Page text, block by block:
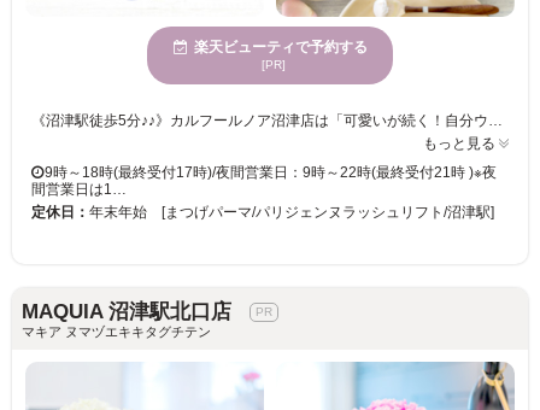
楽天ビューティで予約する
[PR]
《沼津駅徒歩5分♪♪》カルフールノア沼津店は「可愛いが続く！自分ウケ120%」をモットーにしたアイ専門店♪自分ウケやメロい目元になりたい方、忙しい時間の中で時短で可愛い目元になりたい方・コスパもタイパも良く通いたいお客様に◎ carrefour Noa沼津店は、自分ウケ120%・メロい目元になれるアイ専門店♪ タイパもコスパも良く、通いやすいお店づくりを徹底！ . 忙しくても、高いお金を払わなくても、アナタの可愛い目元を全力でサポート☆ . まつげパーマやパリジェンヌが初めての方も、お気軽にご来店ください。 スタッフがなりたいイメージとまつげ・眉毛の状態を見ながら、理想に近づくお手伝いをさせて頂きます♪ . 沼津駅から近くのアイ専門店はcarrefour Noa沼津店♪ . 【電話予約について】サロンからのお願い 当店はご来店中のお客様との時間を大切にするため、お電話でのご予約ですとお待たせしてしまう場合があります。 また、楽天ビューティー経由のお電話は、予約専用のためお客様のお電話番号がわからず、折り返しが出来かねます。 大変恐縮ですが、楽天ビューティー等のネット予約からご予約をお願いいたします。
もっと見る
9時～18時(最終受付17時)/夜間営業日：9時～22時(最終受付21時 )※夜
間営業日は1…
定休日： 年末年始 [まつげパーマ/パリジェンヌラッシュリフト/沼津駅]
MAQUIA 沼津駅北口店
マキア ヌマヅエキキタグチテン